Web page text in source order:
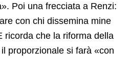
Poi una frecciata a Renzi:
con chi dissemina mine
ricorda che la riforma della
proporzionale si farà «con